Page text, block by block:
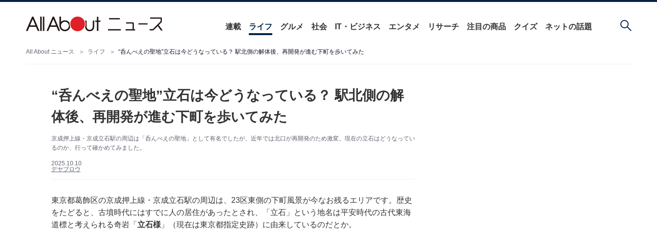
連載 ライフ グルメ 社会 IT・ビジネス エンタメ リサーチ 注目の商品 クイズ ネットの話題
All About ニュース ライフ “呑んべえの聖地”立石は今どうなっている？ 駅北側の解体後、再開発が進む下町を歩いてみた
“呑んべえの聖地”立石は今どうなっている？ 駅北側の解
体後、再開発が進む下町を歩いてみた
京成押上線・京成立石駅の周辺は「呑んべえの聖地」として有名でしたが、近年では北口が再開発のため激変。現在の立石はどうなってい
るのか、行って確かめてみました。
2025.10.10
デヤブロウ
東京都葛飾区の京成押上線・京成立石駅の周辺は、23区東側の下町風景が今なお残るエリアです。歴史
をたどると、古墳時代にはすでに人の居住があったとされ、「立石」という地名は平安時代の古代東海
道標と考えられる奇岩「 立石様」（現在は東京都指定史跡）に由来しているのだとか。